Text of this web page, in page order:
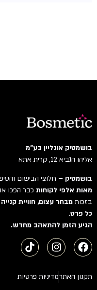
בושמטיק אונליין בע"מ
אליהו הנביא 12, קרית אתא
בושמטיק –חלוצי הבישום
מאות אלפי לקוחותכבר הפכו
בזכותמבחר עצום, חוויית
כל פרט.
הגיע הזמן להתאהב מחדש.
תקנון האתרמדיניות פרטיות